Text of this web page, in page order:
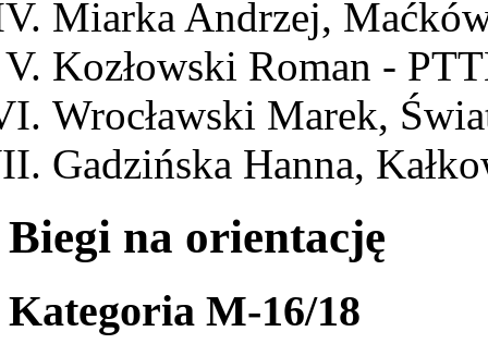
Miarka Andrzej,
Kozłowski Roman -
Wrocławski Marek,
Gadzińska Hanna,
Biegi na orientację
Kategoria M-16/18